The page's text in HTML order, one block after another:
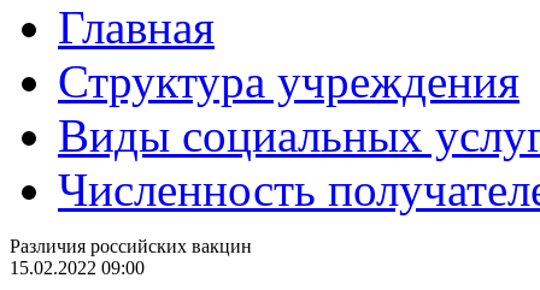
Главная
Структура учреждения
Виды социальных
Численность
Различия российских вакцин
15.02.2022 09:00